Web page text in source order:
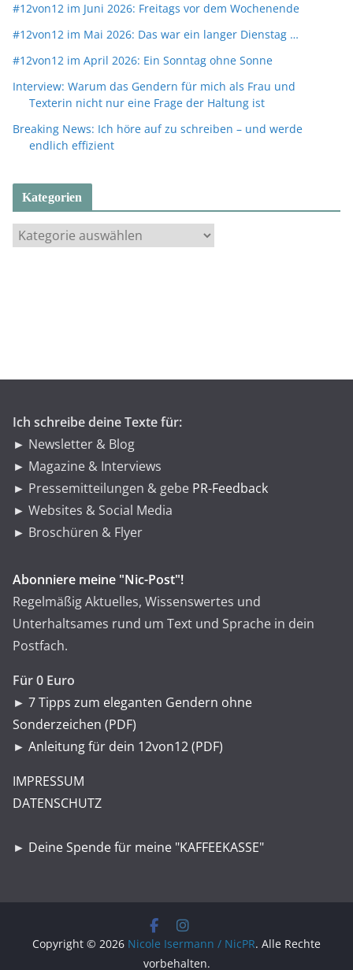
#12von12 im Juni 2026: Freitags vor dem Wochenende
#12von12 im Mai 2026: Das war ein langer Dienstag …
#12von12 im April 2026: Ein Sonntag ohne Sonne
Interview: Warum das Gendern für mich als Frau und
Texterin nicht nur eine Frage der Haltung ist
Breaking News: Ich höre auf zu schreiben – und werde
endlich effizient
Kategorien
a
Ich schreibe deine Texte für:
► Newsletter & Blog
► Magazine & Interviews
► Pressemitteilungen & gebe PR-Feedback
► Websites & Social Media
► Broschüren & Flyer
Abonniere meine "Nic-Post"!
Regelmäßig Aktuelles, Wissenswertes und
Unterhaltsames rund um Text und Sprache in dein
Postfach.
Für 0 Euro
► 7 Tipps zum eleganten Gendern ohne
Sonderzeichen (PDF)
► Anleitung für dein 12von12 (PDF)
IMPRESSUM
DATENSCHUTZ
► Deine Spende für meine "KAFFEEKASSE"
Copyright © 2026 Nicole Isermann / NicPR. Alle Rechte
vorbehalten.